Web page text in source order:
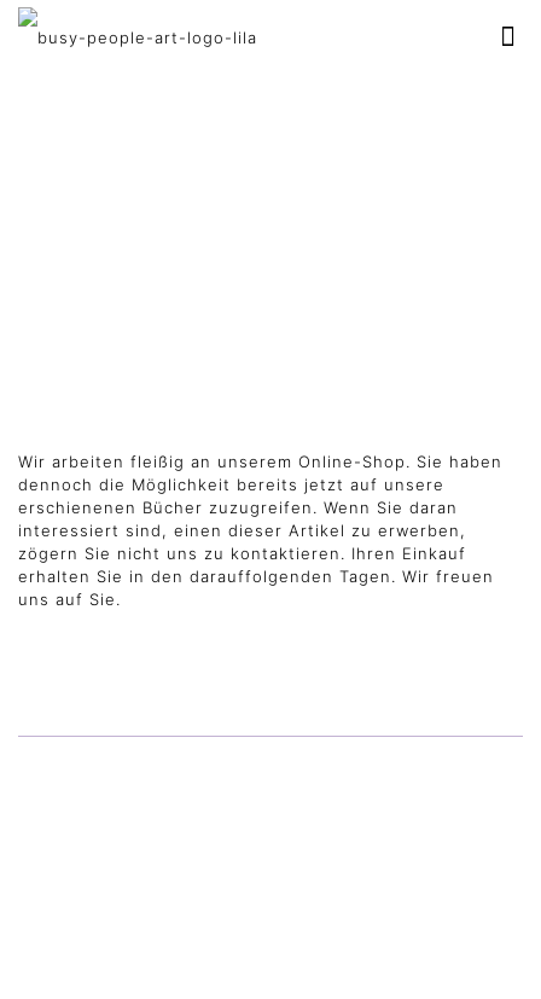
Wir arbeiten fleißig an unserem Online-Shop. Sie haben
dennoch die Möglichkeit bereits jetzt auf unsere
erschienenen Bücher zuzugreifen. Wenn Sie daran
interessiert sind, einen dieser Artikel zu erwerben,
zögern Sie nicht uns zu kontaktieren. Ihren Einkauf
erhalten Sie in den darauffolgenden Tagen. Wir freuen
uns auf Sie.